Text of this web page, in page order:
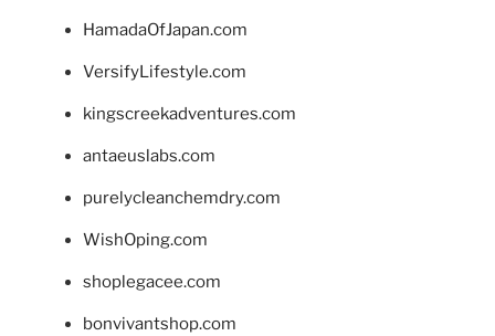
HamadaOfJapan.com
VersifyLifestyle.com
kingscreekadventures.com
antaeuslabs.com
purelycleanchemdry.com
WishOping.com
shoplegacee.com
bonvivantshop.com